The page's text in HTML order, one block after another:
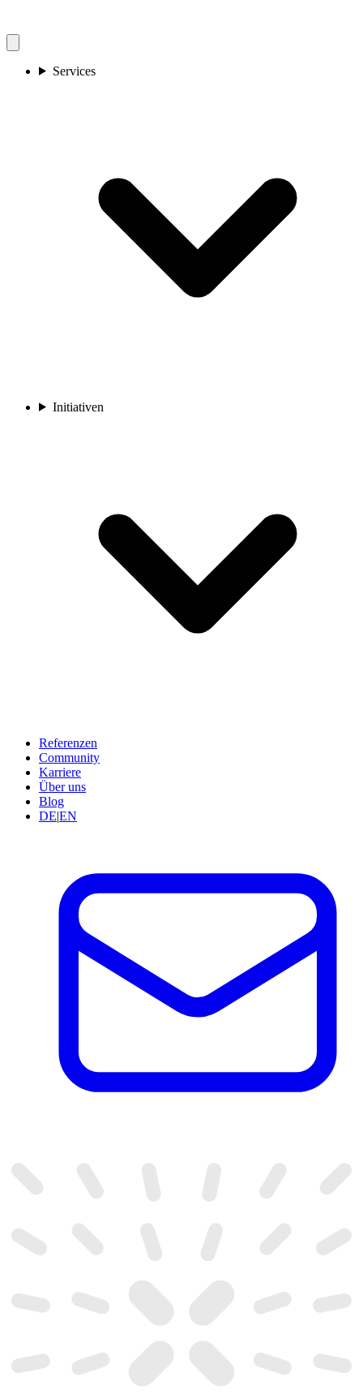
Services
Initiativen
Referenzen
Community
Karriere
Über uns
Blog
DE|EN